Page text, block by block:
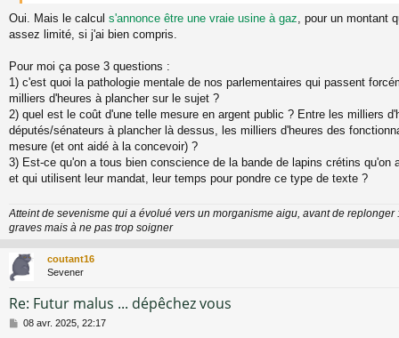
e
Oui. Mais le calcul s'annonce être une vraie usine à gaz , pour un montant
assez limité, si j'ai bien compris.
Pour moi ça pose 3 questions :
1) c'est quoi la pathologie mentale de nos parlementaires qui passent
milliers d'heures à plancher sur le sujet ?
2) quel est le coût d'une telle mesure en argent public ? Entre les milliers
députés/sénateurs à plancher là dessus, les milliers d'heures des
mesure (et ont aidé à la concevoir) ?
3) Est-ce qu'on a tous bien conscience de la bande de lapins crétins qu'on
et qui utilisent leur mandat, leur temps pour pondre ce type de texte ?
Atteint de sevenisme qui a évolué vers un morganisme aigu, avant de replonger
graves mais à ne pas trop soigner
coutant16
Sevener
Re: Futur malus ... dépêchez vous
M
08 avr. 2025, 22:17